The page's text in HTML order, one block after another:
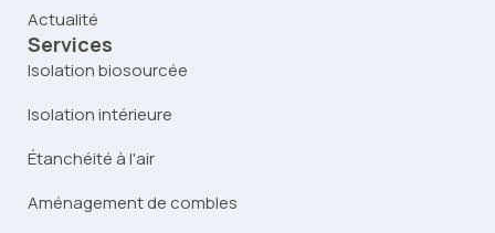
Actualité
Services
Isolation biosourcée
Isolation intérieure
Étanchéité à l'air
Aménagement de combles